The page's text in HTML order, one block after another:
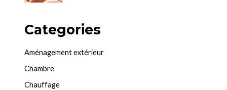
Categories
Aménagement extérieur
Chambre
Chauffage